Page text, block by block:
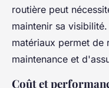
routière peut
maintenir sa
matériaux permet de
maintenance et
Coût et